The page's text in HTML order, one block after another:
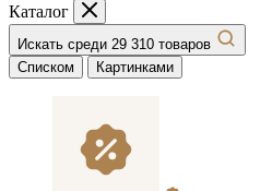
Каталог
Искать среди 29 310 товаров
Списком
Картинками